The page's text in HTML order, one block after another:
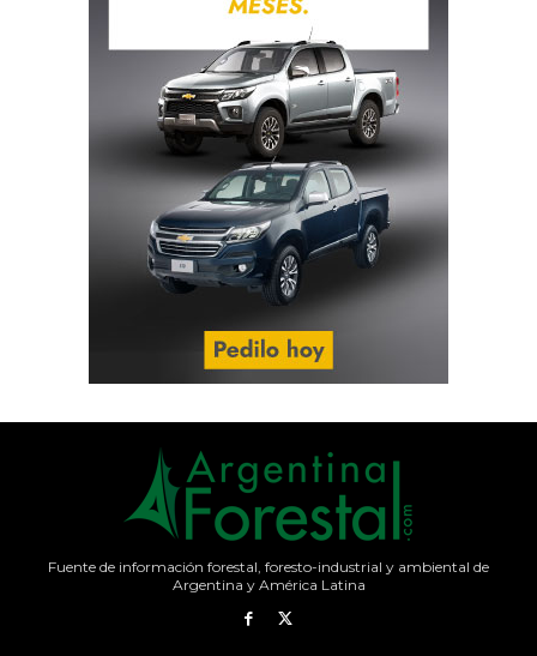
Fuente de información forestal, foresto-industrial y ambiental de
Argentina y América Latina